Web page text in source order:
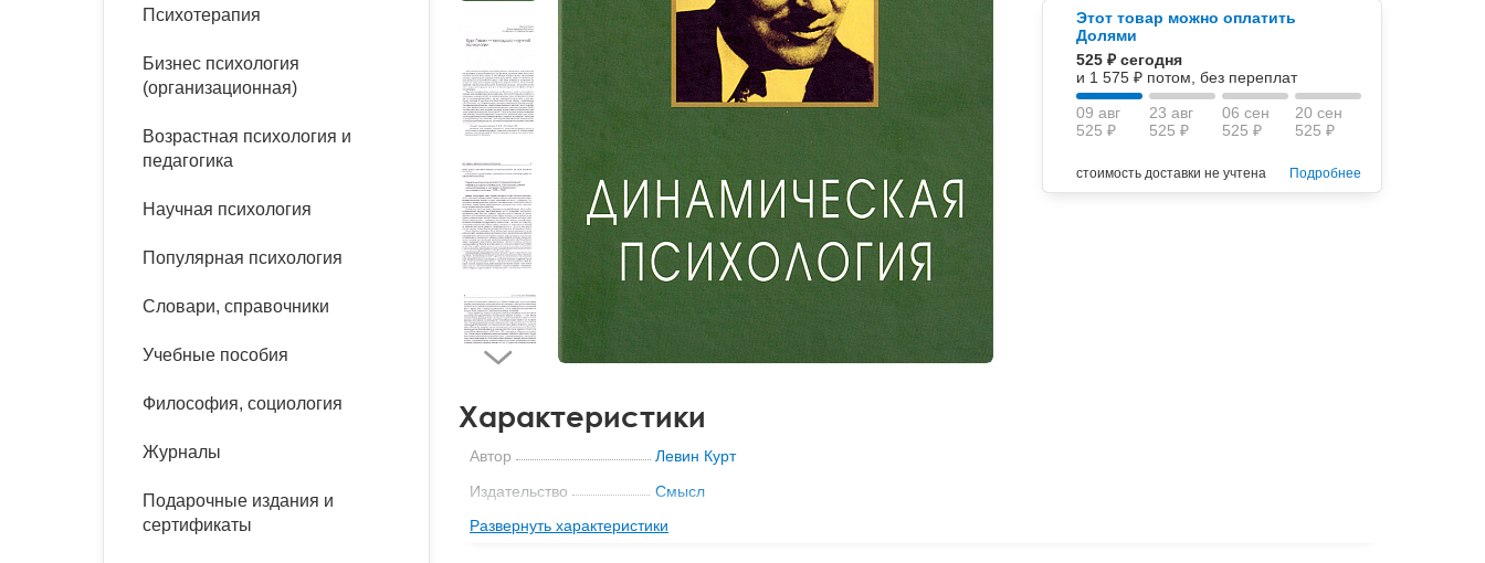
панические атаки
Психодрама
Сказкотерапия
психотерапии
Классический, эриксоновский
эргономика
Социальная психология
Психология развития
организационная психология
психоанализ
Этот товар можно оплатить
Долями
525 ₽ сегодня
и 1 575 ₽ потом, без переплат
09 авг
525 ₽
23 авг
525 ₽
06 сен
525 ₽
20 сен
525 ₽
стоимость доставки не учтена Подробнее
Характеристики
Автор
Левин Курт
Издательство
Смысл
Формат книги
242x173x27 мм
Развернуть характеристики
Психотерапия
Бизнес психология
(организационная)
Возрастная психология и
педагогика
Научная психология
Популярная психология
Словари, справочники
Учебные пособия
Философия, социология
Журналы
Подарочные издания и
сертификаты